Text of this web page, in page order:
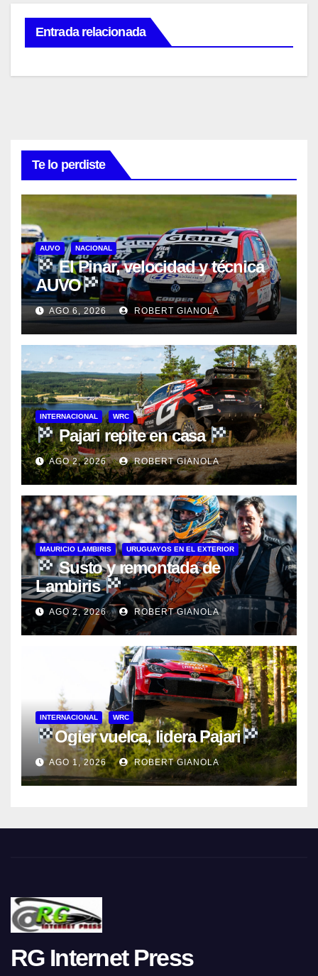
Entrada relacionada
Te lo perdiste
AUVO NACIONAL
El Pinar, velocidad y técnica
AUVO
AGO 6, 2026 ROBERT GIANOLA
INTERNACIONAL WRC
Pajari repite en casa
AGO 2, 2026 ROBERT GIANOLA
MAURICIO LAMBIRIS URUGUAYOS EN EL EXTERIOR
Susto y remontada de
Lambiris
AGO 2, 2026 ROBERT GIANOLA
INTERNACIONAL WRC
Ogier vuelca, lidera Pajari
AGO 1, 2026 ROBERT GIANOLA
RG Internet Press